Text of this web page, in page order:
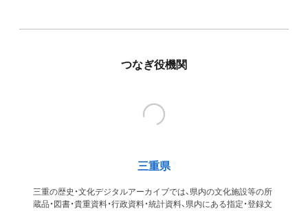
つなぎ役機関
三重県
三重の歴史・文化デジタルアーカイブでは、県内の文化施設等の所
蔵品・図書・貴重資料・行政資料・統計資料、県内にある指定・登録文